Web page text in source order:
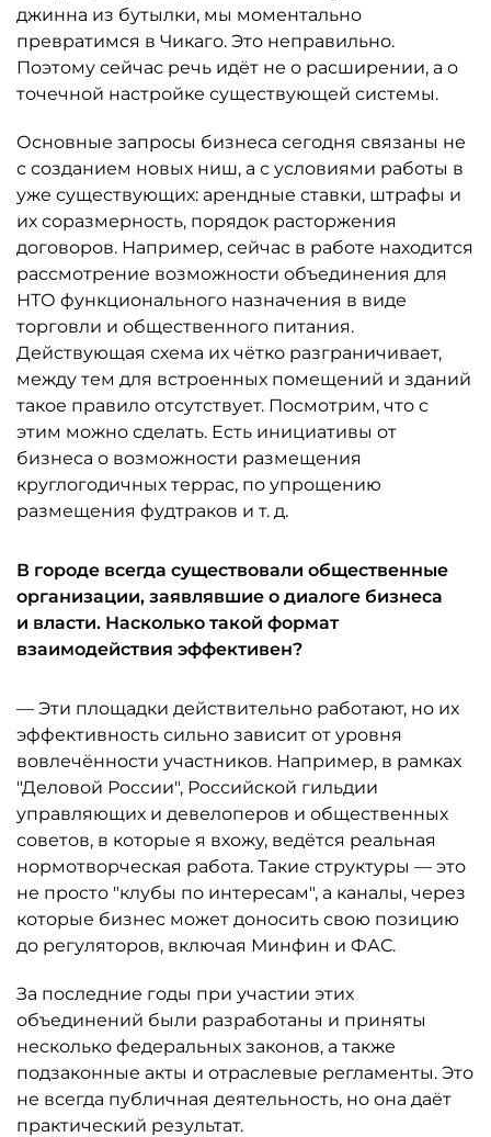
джинна из бутылки, мы моментально
превратимся в Чикаго. Это неправильно.
Поэтому сейчас речь идёт не о расширении, а о
точечной настройке существующей системы.
Основные запросы бизнеса сегодня связаны не
с созданием новых ниш, а с условиями работы в
уже существующих: арендные ставки, штрафы и
их соразмерность, порядок расторжения
договоров. Например, сейчас в работе находится
рассмотрение возможности объединения для
НТО функционального назначения в виде
торговли и общественного питания.
Действующая схема их чётко разграничивает,
между тем для встроенных помещений и зданий
такое правило отсутствует. Посмотрим, что с
этим можно сделать. Есть инициативы от
бизнеса о возможности размещения
круглогодичных террас, по упрощению
размещения фудтраков и т. д.
В городе всегда существовали общественные
организации, заявлявшие о диалоге бизнеса
и власти. Насколько такой формат
взаимодействия эффективен?
— Эти площадки действительно работают, но их
эффективность сильно зависит от уровня
вовлечённости участников. Например, в рамках
"Деловой России", Российской гильдии
управляющих и девелоперов и общественных
советов, в которые я вхожу, ведётся реальная
нормотворческая работа. Такие структуры — это
не просто "клубы по интересам", а каналы, через
которые бизнес может доносить свою позицию
до регуляторов, включая Минфин и ФАС.
За последние годы при участии этих
объединений были разработаны и приняты
несколько федеральных законов, а также
подзаконные акты и отраслевые регламенты. Это
не всегда публичная деятельность, но она даёт
практический результат.